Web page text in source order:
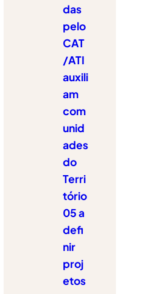
das
pelo
CAT
/ATI
auxili
am
com
unid
ades
do
Terri
tório
05 a
defi
nir
proj
etos